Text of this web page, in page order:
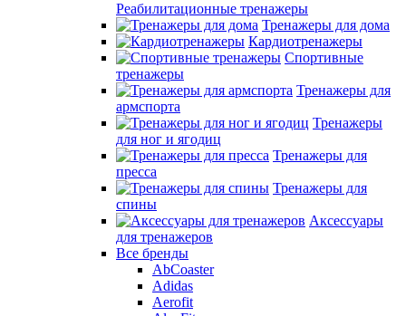
Реабилитационные тренажеры
Тренажеры для дома
Кардиотренажеры
Спортивные
тренажеры
Тренажеры для
армспорта
Тренажеры
для ног и ягодиц
Тренажеры для
пресса
Тренажеры для
спины
Аксессуары
для тренажеров
Все бренды
AbCoaster
Adidas
Aerofit